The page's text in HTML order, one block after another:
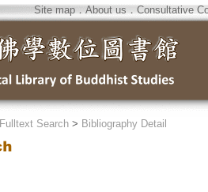
Site map．About us ． Consultative
Fulltext Search > Bibliography Detail